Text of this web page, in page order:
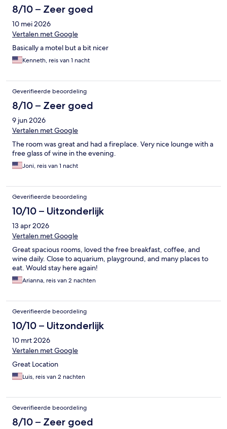
8/10 – Zeer goed
10 mei 2026
Vertalen met Google
Basically a motel but a bit nicer
Kenneth, reis van 1 nacht
Geverifieerde beoordeling
8/10 – Zeer goed
9 jun 2026
Vertalen met Google
The room was great and had a fireplace. Very nice lounge with a
free glass of wine in the evening.
Joni, reis van 1 nacht
Geverifieerde beoordeling
10/10 – Uitzonderlijk
13 apr 2026
Vertalen met Google
Great spacious rooms, loved the free breakfast, coffee, and
wine daily. Close to aquarium, playground, and many places to
eat. Would stay here again!
Arianna, reis van 2 nachten
Geverifieerde beoordeling
10/10 – Uitzonderlijk
10 mrt 2026
Vertalen met Google
Great Location
Luis, reis van 2 nachten
Geverifieerde beoordeling
8/10 – Zeer goed